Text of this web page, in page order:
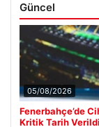
Güncel
05/08/2026
Fenerbahçe’de
Kritik Tarih Verildi